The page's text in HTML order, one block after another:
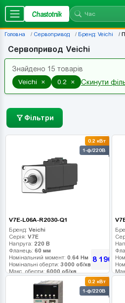
Chastotnik
Головна Сервопривод Бренд: Veichi
Сервопривод Veichi
Знайдено 15 товарів
Veichi × 0.2 × Скинути
Фільтри
0.2 кВт
1-ф/220В
V7E-L06A-R2030-Q1
Бренд: Veichi
Серія: V7E
Напруга: 220 В
Фланець: 60 мм
Номінальний момент: 0.64 Нм
Номінальні оберти:3000 об/хв
Макс. оберти: 6000 об/хв
17-bit
8 190 грн
0.2 кВт
1-ф/220В